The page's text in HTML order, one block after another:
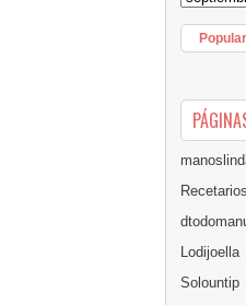
Popular
Lodijoella
Solountip